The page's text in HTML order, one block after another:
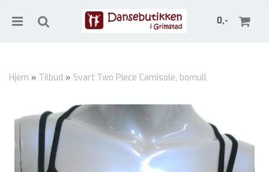
0,-
Hjem » Tilbud » Svart Two Piece Camisole, bomull
Trykk ENTER for å søke